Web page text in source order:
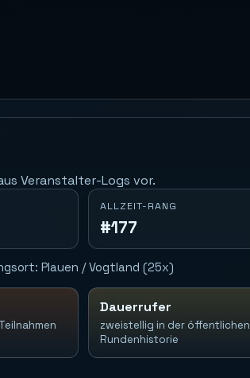
Veranstalter-Logs vor.
ALLZEIT-RANG
#177
Plauen / Vogtland (25x)
Dauerrufer
zweistellig in der öffentlichen
Rundenhistorie